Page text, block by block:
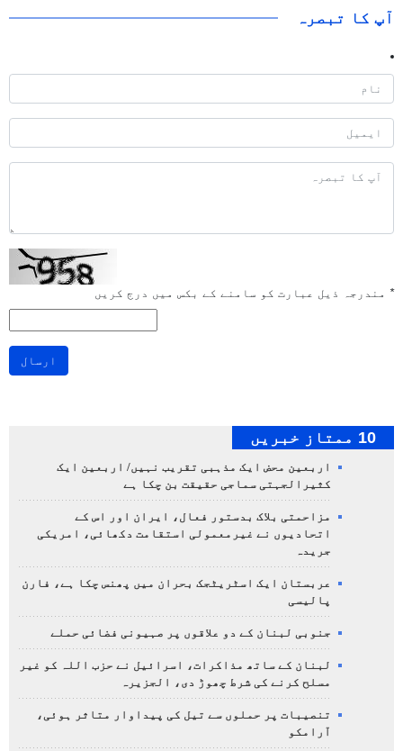
آپ کا تبصرہ
* مندرجہ ذیل عبارت کو سامنے کے بکس میں درج کریں
ارسال
10 ممتاز خبریں
اربعین محض ایک مذہبی تقریب نہیں/ اربعین ایک
کثیرالجہتی سماجی حقیقت بن چکا ہے
مزاحمتی بلاک بدستور فعال، ایران اور اس کے
اتحادیوں نے غیرمعمولی استقامت دکھائی، امریکی
جریدہ
عربستان ایک اسٹریٹجک بحران میں پھنس چکا ہے، فارن
پالیسی
جنوبی لبنان کے دو علاقوں پر صہیونی فضائی حملے
لبنان کے ساتھ مذاکرات، اسرائیل نے حزب اللہ کو غیر
مسلح کرنے کی شرط چھوڑ دی، الجزیرہ
تنصیبات پر حملوں سے تیل کی پیداوار متاثر ہوئی،
آرامکو